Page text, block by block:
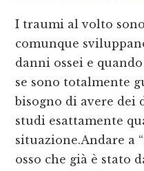
I traumi al volto
comunque
danni ossei e
se sono totalmente
bisogno di avere dei
studi esattamente
situazione.Andare a
osso che già è stato